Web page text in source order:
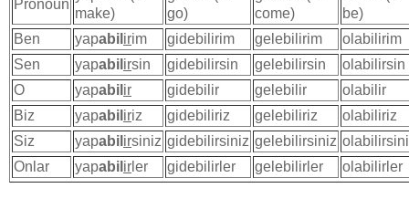
Pronoun
make)
go)
come)
be)
Ben
yapabil irim gidebilirim gelebilirim
olabilirim
Sen
yapabil irsin gidebilirsin gelebilirsin
olabilirsin
O
yapabil ir gidebilir gelebilir
olabilir
Biz
yapabil iriz gidebiliriz gelebiliriz
olabiliriz
Siz
yapabil irsiniz gidebilirsiniz gelebilirsiniz
Onlar
yapabil ir ler gidebilirler gelebilirler olabilirler